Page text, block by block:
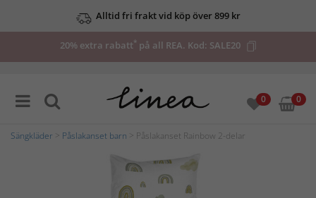
Alltid fri frakt vid köp över 899 kr
20% extra rabatt*på all REA. Kod: SALE20
0 0
Sängkläder Påslakanset barn > Påslakanset Rainbow 2-delar